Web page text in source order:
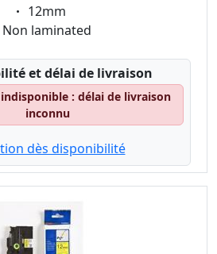
Eigenschaft:
12mm
Non laminated
et délai de livraison
: délai de livraison
inconnu
dès disponibilité